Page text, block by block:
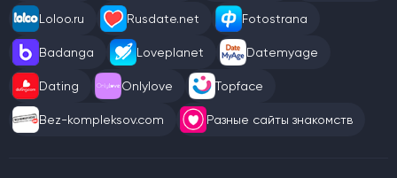
Loloo.ru Rusdate.net Fotostrana
Badanga Loveplanet Datemyage
Dating Onlylove Topface
Bez-kompleksov.com Разные сайты знакомств